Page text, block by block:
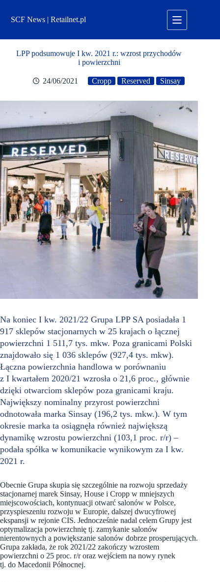
treściSCF News | Retailnet.pl
LPP podsumowuje I kw. 2021 r.: wzrost przychodów
i powierzchni
24/06/2021 Cropp Reserved Sinsay
Na koniec I kw. 2021/22 Grupa LPP SA posiadała 1
917 sklepów stacjonarnych w 25 krajach o łącznej
powierzchni 1 511,7 tys. mkw. Poza granicami Polski
znajdowało się 1 036 sklepów (927,4 tys. mkw).
Łączna powierzchnia handlowa w porównaniu
z I kwartałem 2020/21 wzrosła o 21,6 proc., głównie
dzięki otwarciom sklepów poza granicami kraju.
Największy nominalny przyrost powierzchni
odnotowała marka Sinsay (196,2 tys. mkw.). W tym
okresie marka ta osiągnęła również największą
dynamikę wzrostu powierzchni (103,1 proc. r/r) –
podała spółka w komunikacie wynikowym za I kw.
2021 r.
Obecnie Grupa skupia się szczególnie na rozwoju sprzedaży
stacjonarnej marek Sinsay, House i Cropp w mniejszych
miejscowościach, kontynuacji otwarć salonów w Polsce,
przyspieszeniu rozwoju w Europie, dalszej dwucyfrowej
ekspansji w rejonie CIS. Jednocześnie nadal celem Grupy jest
optymalizacja powierzchnię tj. zamykanie salonów
nierentownych a powiększanie salonów dobrze prosperujących.
Grupa zakłada, że rok 2021/22 zakończy wzrostem
powierzchni o 25 proc. r/r oraz wejściem na nowy rynek
tj. do Macedonii Północnej.